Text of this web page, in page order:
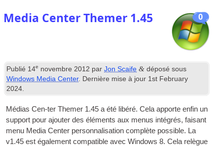
0
Media Center Themer 1.45
Publié 14e novembre 2012 parJon Scaife & déposé sous
Windows Media Center. Dernière mise à jour 1st February
2024
Médias Cen-ter Themer 1.45 a été libéré. Cela apporte enfin un
support pour ajouter des éléments aux menus intégrés, faisant
menu Media Center personnalisation complète possible. La
v1.45 est également compatible avec Windows 8. Cela relègue